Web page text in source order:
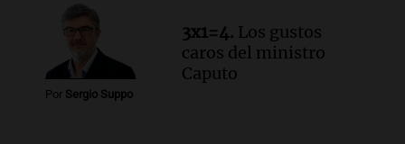
generan fuertes críticas
Panorama Federal
Episodios
Por Sergio Suppo
3x1=4. Los gustos
caros del ministro
Caputo